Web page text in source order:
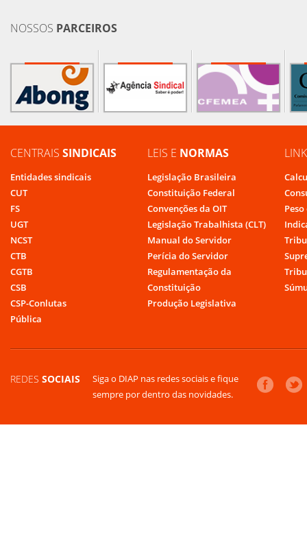
NOSSOS PARCEIROS
CENTRAIS SINDICAIS
Entidades sindicais
CUT
FS
UGT
NCST
CTB
CGTB
CSB
CSP-Conlutas
Pública
LEIS E NORMAS
Legislação Brasileira
Constituição Federal
Convenções da OIT
Legislação Trabalhista (CLT)
Manual do Servidor
Perícia do Servidor
Regulamentação da
Constituição
Produção Legislativa
REDES SOCIAIS
Siga o DIAP nas redes sociais e fique
sempre por dentro das novidades.